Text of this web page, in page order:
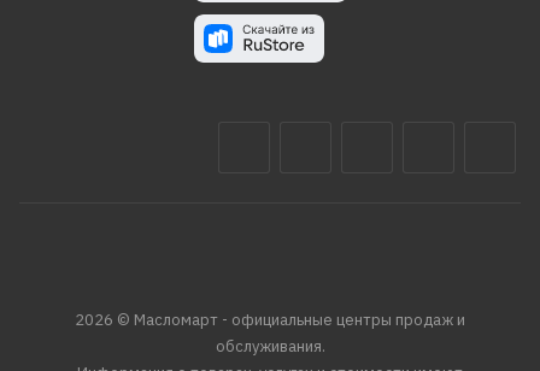
2026 © Масломарт - официальные центры продаж и
обслуживания.